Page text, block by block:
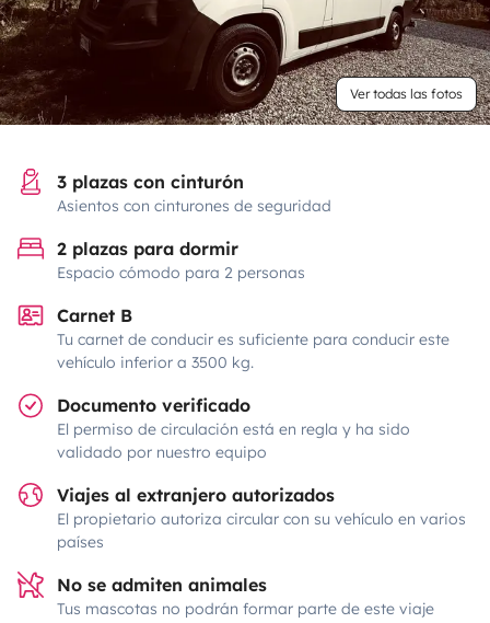
Ver todas las fotos
3 plazas con cinturón
Asientos con cinturones de seguridad
2 plazas para dormir
Espacio cómodo para 2 personas
Carnet B
Tu carnet de conducir es suficiente para conducir este
vehículo inferior a 3500 kg.
Documento verificado
El permiso de circulación está en regla y ha sido
validado por nuestro equipo
Viajes al extranjero autorizados
El propietario autoriza circular con su vehículo en varios
países
No se admiten animales
Tus mascotas no podrán formar parte de este viaje